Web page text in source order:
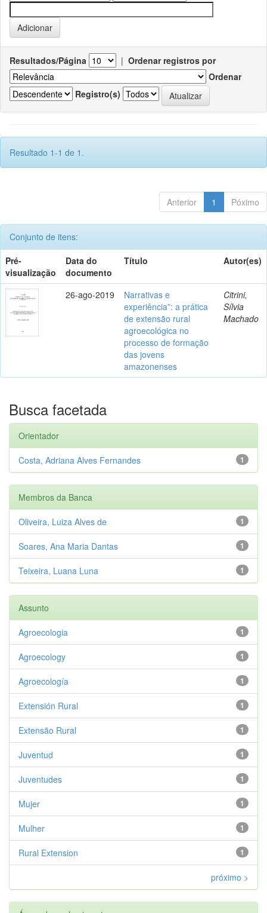
Resultados/Página | Ordenar registros por
Ordenar
Registro(s)
Resultado 1-1 de 1.
Anterior 1 Póximo
Conjunto de itens:
Pré-
visualização
Data do
documento
Título Autor(es)
26-ago-2019
Narrativas e
experiência”: a prática
de extensão rural
agroecológica no
processo de formação
das jovens
amazonenses
Citrini,
Sílvia
Machado
Busca facetada
Orientador
1
Costa, Adriana Alves Fernandes
Membros da Banca
1
Oliveira, Luiza Alves de
1
Soares, Ana Maria Dantas
1
Teixeira, Luana Luna
Assunto
1
Agroecologia
1
Agroecology
1
Agroecología
1
Extensión Rural
1
Extensão Rural
1
Juventud
1
Juventudes
1
Mujer
1
Mulher
1
Rural Extension
próximo >